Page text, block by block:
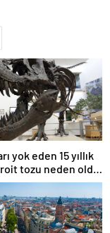
yok eden 15 yıllık
tozu neden oldu